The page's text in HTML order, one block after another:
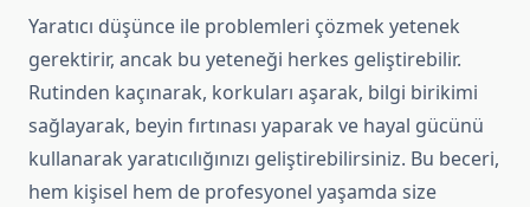
Yaratıcı düşünce ile problemleri çözmek yetenek
gerektirir, ancak bu yeteneği herkes geliştirebilir.
Rutinden kaçınarak, korkuları aşarak, bilgi birikimi
sağlayarak, beyin fırtınası yaparak ve hayal gücünü
kullanarak yaratıcılığınızı geliştirebilirsiniz. Bu beceri,
hem kişisel hem de profesyonel yaşamda size